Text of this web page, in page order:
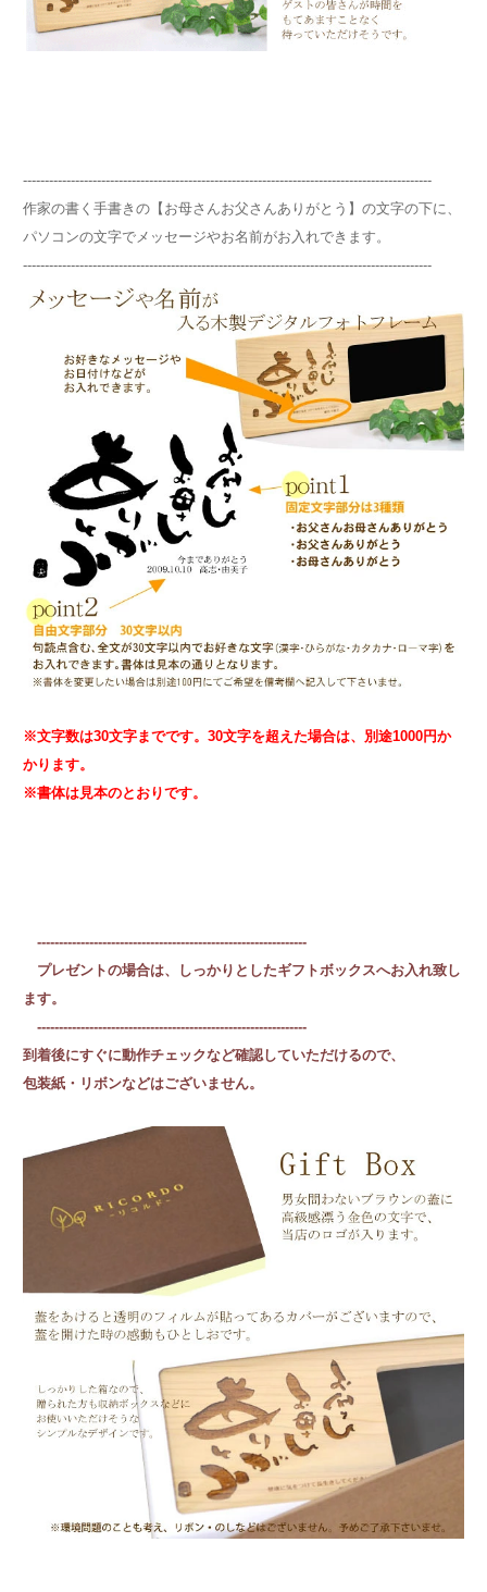
----------------------------------------------------------------------------------------------
作家の書く手書きの【お母さんお父さんありがとう】の文字の下に、
パソコンの文字でメッセージやお名前がお入れできます。
----------------------------------------------------------------------------------------------
※文字数は30文字までです。30文字を超えた場合は、別途1000円か
かります。
※書体は見本のとおりです。
--------------------------------------------------------------
プレゼントの場合は、しっかりとしたギフトボックスへお入れ致し
ます。
--------------------------------------------------------------
到着後にすぐに動作チェックなど確認していただけるので、
包装紙・リボンなどはございません。